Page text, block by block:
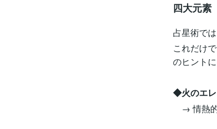
四大元素
占星術で
これだけ
のヒント
◆火のエレ
→ 情熱的